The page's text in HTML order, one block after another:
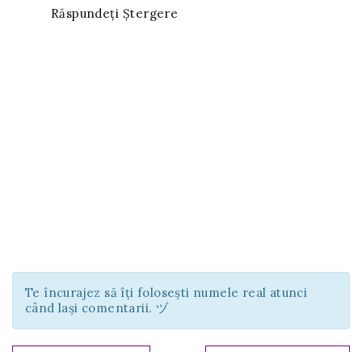
Răspundeți Ștergere
Te încurajez să îți folosești numele real atunci
când lași comentarii. ヅ